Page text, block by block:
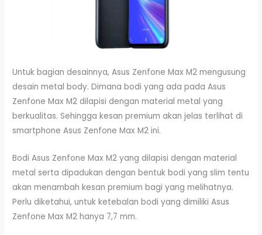
Untuk bagian desainnya, Asus Zenfone Max M2 mengusung
desain metal body. Dimana bodi yang ada pada Asus
Zenfone Max M2 dilapisi dengan material metal yang
berkualitas. Sehingga kesan premium akan jelas terlihat di
smartphone Asus Zenfone Max M2 ini.
Bodi Asus Zenfone Max M2 yang dilapisi dengan material
metal serta dipadukan dengan bentuk bodi yang slim tentu
akan menambah kesan premium bagi yang melihatnya.
Perlu diketahui, untuk ketebalan bodi yang dimiliki Asus
Zenfone Max M2 hanya 7,7 mm.